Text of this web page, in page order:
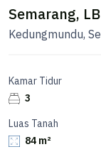
Semarang,
Kedungmundu,
Kamar Tidur
3
Luas Tanah
84 m²